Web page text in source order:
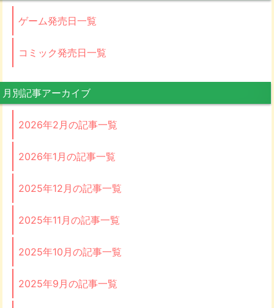
ゲーム発売日一覧
コミック発売日一覧
月別記事アーカイブ
2026年2月の記事一覧
2026年1月の記事一覧
2025年12月の記事一覧
2025年11月の記事一覧
2025年10月の記事一覧
2025年9月の記事一覧